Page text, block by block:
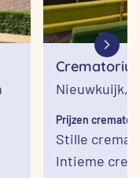
Nieuwkuijk
Nieuwkuijk,
Prijzen
Stille
Intieme